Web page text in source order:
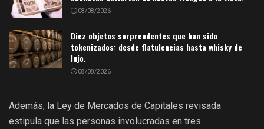
08/08/2026
Diez objetos sorprendentes que han sido
tokenizados: desde flatulencias hasta whisky de
lujo.
08/08/2026
Además, la Ley de Mercados de Capitales revisada
estipula que las personas involucradas en tres